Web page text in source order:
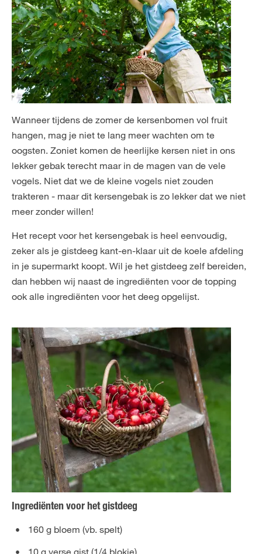
Wanneer tijdens de zomer de kersenbomen vol fruit
hangen, mag je niet te lang meer wachten om te
oogsten. Zoniet komen de heerlijke kersen niet in ons
lekker gebak terecht maar in de magen van de vele
vogels. Niet dat we de kleine vogels niet zouden
trakteren - maar dit kersengebak is zo lekker dat we niet
meer zonder willen!
Het recept voor het kersengebak is heel eenvoudig,
zeker als je gistdeeg kant-en-klaar uit de koele afdeling
in je supermarkt koopt. Wil je het gistdeeg zelf bereiden,
dan hebben wij naast de ingrediënten voor de topping
ook alle ingrediënten voor het deeg opgelijst.
Ingrediënten voor het gistdeeg
160 g bloem (vb. spelt)
10 g verse gist (1/4 blokje)